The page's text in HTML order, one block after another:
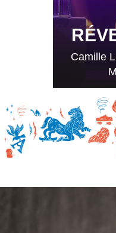
Camille